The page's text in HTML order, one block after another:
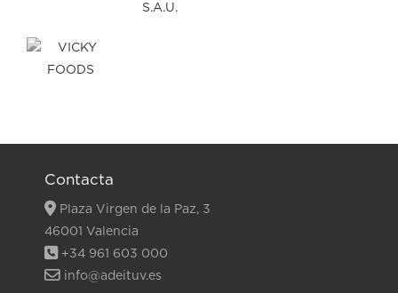
Contacta
Plaza Virgen de la Paz, 3
46001 Valencia
+34 961 603 000
info@adeituv.es